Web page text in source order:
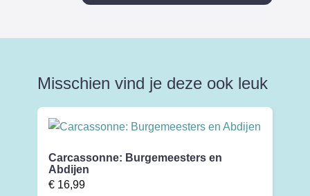
Misschien vind je deze ook leuk
Carcassonne: Burgemeesters en
Abdijen
€ 16,99